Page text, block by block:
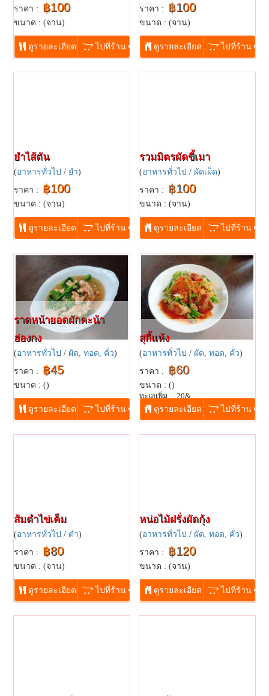
ราคา : ฿100
ขนาด : (จาน)
...
ดูรายละเอียด ไปที่ร้าน
ราคา : ฿100
ขนาด : (จาน)
...
ดูรายละเอียด ไปที่ร้าน
ยำไส้ตัน
(อาหารทั่วไป / ยำ)
ราคา : ฿100
ขนาด : (จาน)
...
ดูรายละเอียด ไปที่ร้าน
รวมมิตรผัดขี้เมา
(อาหารทั่วไป / ผัดเผ็ด)
ราคา : ฿100
ขนาด : (จาน)
...
ดูรายละเอียด ไปที่ร้าน
ราดหน้ายอดผักคะน้า
ฮ่องกง
(อาหารทั่วไป / ผัด, ทอด, คั่ว)
ราคา : ฿45
ขนาด : ()
...
ดูรายละเอียด ไปที่ร้าน
สุกี้แห้ง
(อาหารทั่วไป / ผัด, ทอด, คั่ว)
ราคา : ฿60
ขนาด : ()
ทะเลเพิ่ม 20&...
ดูรายละเอียด ไปที่ร้าน
ส้มตำไข่เค็ม
(อาหารทั่วไป / ตำ)
ราคา : ฿80
ขนาด : (จาน)
...
ดูรายละเอียด ไปที่ร้าน
หน่อไม้ฝรั่งผัดกุ้ง
(อาหารทั่วไป / ผัด, ทอด, คั่ว)
ราคา : ฿120
ขนาด : (จาน)
...
ดูรายละเอียด ไปที่ร้าน